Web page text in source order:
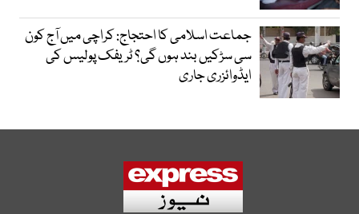
جماعت اسلامی کا احتجاج: کراچی میں آج کون
سی سڑکیں بند ہوں گی؟ ٹریفک پولیس کی
ایڈوائزری جاری